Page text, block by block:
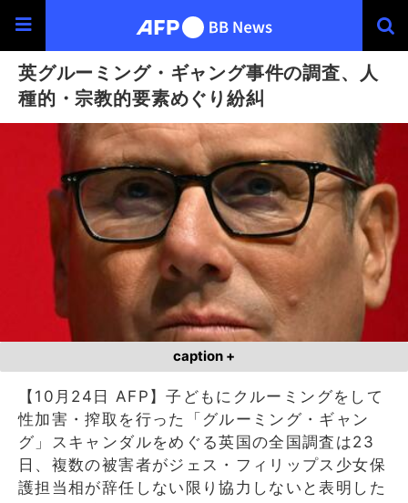
英グルーミング・ギャング事件の調査、人
種的・宗教的要素めぐり紛糾
caption +
【10月24日 AFP】子どもにクルーミングをして
性加害・搾取を行った「グルーミング・ギャン
グ」スキャンダルをめぐる英国の全国調査は23
日、複数の被害者がジェス・フィリップス少女保
護担当相が辞任しない限り協力しないと表明した